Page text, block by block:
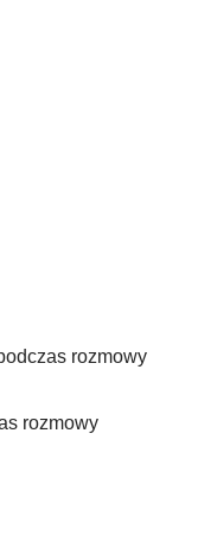
rozmowy
rozmowy